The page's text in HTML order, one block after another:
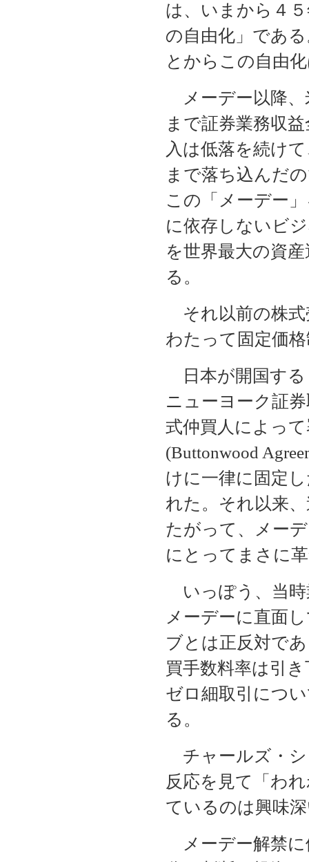
は、いまから４
の自由化」であ
とからこの自由
メーデー以降、
まで証券業務収
入は低落を続け
まで落ち込んだ
この「メーデー
に依存しないビ
を世界最大の資
る。
それ以前の株式
わたって固定価
日本が開国する
ニューヨーク証
式仲買人によっ
(Buttonwood
けに一律に固定
れた。それ以来
たがって、メー
にとってまさに
いっぽう、当時
メーデーに直面
ブとは正反対で
買手数料率は引
ゼロ細取引につ
る。
チャールズ・シ
反応を見て「わ
ているのは興味
メーデー解禁に